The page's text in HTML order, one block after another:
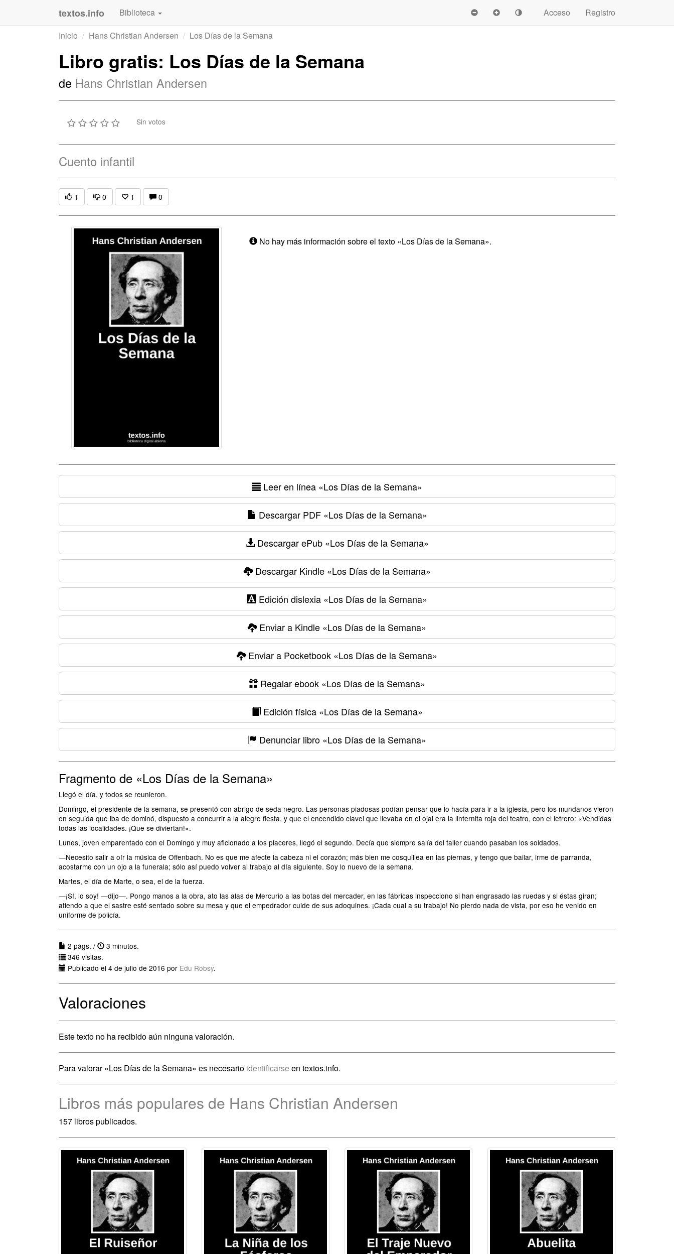
textos.info Biblioteca Acceso
Registro
Inicio
Hans Christian Andersen Los Días de la Semana
Libro gratis: Los Días de la Semana
de Hans Christian Andersen
Sin votos
Cuento infantil
1 0 1 0
No hay más información sobre el texto «Los Días de la Semana».
Leer en línea «Los Días de la Semana»
Descargar PDF«Los Días de la Semana»
Descargar ePub«Los Días de la Semana»
Descargar Kindle«Los Días de la Semana»
Edición dislexia«Los Días de la Semana»
Enviar a Kindle «Los Días de la Semana»
Enviar a Pocketbook «Los Días de la Semana»
Regalar ebook «Los Días de la Semana»
Edición física«Los Días de la Semana»
Denunciar libro «Los Días de la Semana»
Fragmento de «Los Días de la Semana»
Llegó el día, y todos se reunieron.
Domingo, el presidente de la semana, se presentó con abrigo de seda negro. Las personas piadosas podían pensar que lo hacía para ir a la iglesia, pero los mundanos vieron
en seguida que iba de dominó, dispuesto a concurrir a la alegre fiesta, y que el encendido clavel que llevaba en el ojal era la linternita roja del teatro, con el letrero: «Vendidas
todas las localidades. ¡Que se diviertan!».
Lunes, joven emparentado con el Domingo y muy aficionado a los placeres, llegó el segundo. Decía que siempre salía del taller cuando pasaban los soldados.
—Necesito salir a oír la música de Offenbach. No es que me afecte la cabeza ni el corazón; más bien me cosquillea en las piernas, y tengo que bailar, irme de parranda,
acostarme con un ojo a la funerala; sólo así puedo volver al trabajo al día siguiente. Soy lo nuevo de la semana.
Martes, el día de Marte, o sea, el de la fuerza.
—¡Sí, lo soy! —dijo—. Pongo manos a la obra, ato las alas de Mercurio a las botas del mercader, en las fábricas inspecciono si han engrasado las ruedas y si éstas giran;
atiendo a que el sastre esté sentado sobre su mesa y que el empedrador cuide de sus adoquines. ¡Cada cual a su trabajo! No pierdo nada de vista, por eso he venido en
uniforme de policía.
2 págs. /
3 minutos.
346 visitas.
Publicado el 4 de julio de 2016 por Edu Robsy.
Valoraciones
Este texto no ha recibido aún ninguna valoración.
Para valorar «Los Días de la Semana» es necesario identificarse en textos.info.
Libros más populares de Hans Christian Andersen
157 libros publicados.